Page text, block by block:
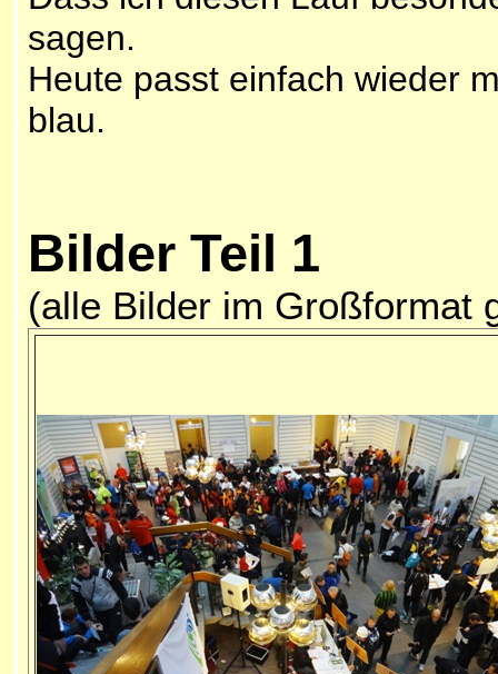
sagen.
Heute passt einfach wieder
blau.
Bilder Teil 1
(alle Bilder im Großformat